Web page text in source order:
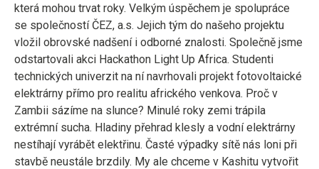
která mohou trvat roky. Velkým úspěchem je spolupráce
se společností ČEZ, a.s. Jejich tým do našeho projektu
vložil obrovské nadšení i odborné znalosti. Společně jsme
odstartovali akci Hackathon Light Up Africa. Studenti
technických univerzit na ní navrhovali projekt fotovoltaické
elektrárny přímo pro realitu afrického venkova. Proč v
Zambii sázíme na slunce? Minulé roky zemi trápila
extrémní sucha. Hladiny přehrad klesly a vodní elektrárny
nestíhají vyrábět elektřinu. Časté výpadky sítě nás loni při
stavbě neustále brzdily. My ale chceme v Kashitu vytvořit